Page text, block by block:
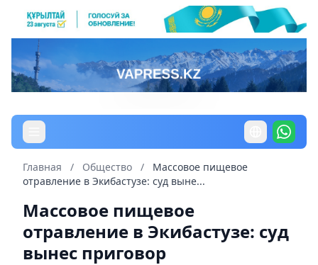
Главная / Общество /
Массовое пищевое
отравление в Экибастузе: суд выне...
Массовое пищевое
отравление в Экибастузе: суд
вынес приговор